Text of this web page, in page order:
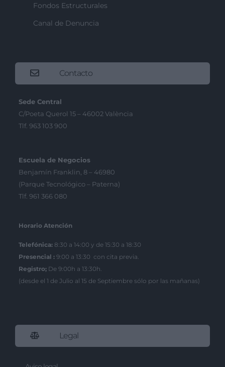
Fondos Estructurales
Canal de Denuncia
Contacto
Sede Central
C/Poeta Querol 15 – 46002 València
Tlf. 963 103 900
Escuela de Negocios
Benjamín Franklin, 8 – 46980
(Parque Tecnológico – Paterna)
Tlf. 961 366 080
Horario Atención
Telefónica: 8:30 a 14:00 y de 15:30 a 18:30
Presencial : 9:00 a 13:30 con cita previa.
Registro; De 9:00h a 13:30h.
(desde el 1 de Julio al 15 de Septiembre sólo por las mañanas)
Legal